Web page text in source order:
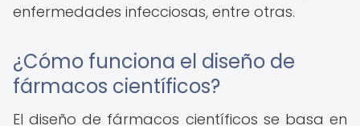
enfermedades infecciosas, entre otras.
¿Cómo funciona el diseño de
fármacos científicos?
El diseño de fármacos científicos se basa en